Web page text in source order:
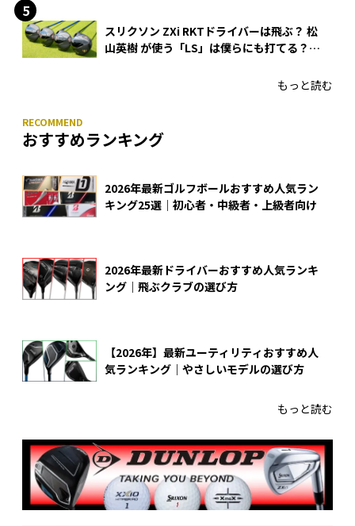
スリクソン ZXi RKTドライバーは飛ぶ？ 松
山英樹 が使う「LS」は僕らにも打てる？
もっと読む
おすすめランキング
2026年最新ゴルフボールおすすめ人気ラン
キング25選｜初心者・中級者・上級者向け
2026年最新ドライバーおすすめ人気ランキ
ング｜飛ぶクラブの選び方
【2026年】最新ユーティリティおすすめ人
気ランキング｜やさしいモデルの選び方
もっと読む